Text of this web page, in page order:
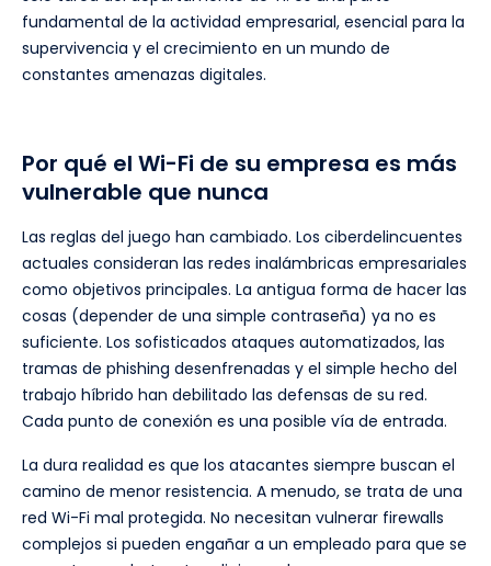
fundamental de la actividad empresarial, esencial para la
supervivencia y el crecimiento en un mundo de
constantes amenazas digitales.
Por qué el Wi-Fi de su empresa es más
vulnerable que nunca
Las reglas del juego han cambiado. Los ciberdelincuentes
actuales consideran las redes inalámbricas empresariales
como objetivos principales. La antigua forma de hacer las
cosas (depender de una simple contraseña) ya no es
suficiente. Los sofisticados ataques automatizados, las
tramas de phishing desenfrenadas y el simple hecho del
trabajo híbrido han debilitado las defensas de su red.
Cada punto de conexión es una posible vía de entrada.
La dura realidad es que los atacantes siempre buscan el
camino de menor resistencia. A menudo, se trata de una
red Wi-Fi mal protegida. No necesitan vulnerar firewalls
complejos si pueden engañar a un empleado para que se